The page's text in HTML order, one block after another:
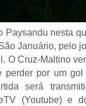
Paysandu nesta
Januário, pelo
O Cruz-Maltino
por um
será
(Youtube) e